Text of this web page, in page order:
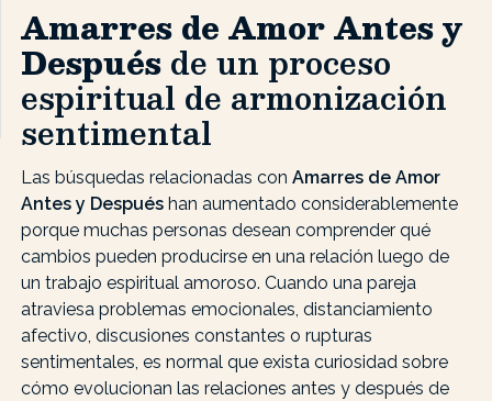
Amarres de Amor Antes y
Despuésde un proceso
espiritual de armonización
sentimental
Las búsquedas relacionadas conAmarres de Amor
Antes y Después han aumentado considerablemente
porque muchas personas desean comprender qué
cambios pueden producirse en una relación luego de
un trabajo espiritual amoroso. Cuando una pareja
atraviesa problemas emocionales, distanciamiento
afectivo, discusiones constantes o rupturas
sentimentales, es normal que exista curiosidad sobre
cómo evolucionan las relaciones antes y después de